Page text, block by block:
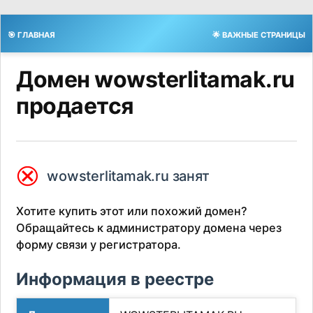
🎯 ГЛАВНАЯ 🌟 ВАЖНЫЕ СТРАНИЦЫ
Домен wowsterlitamak.ru
продается
⮿ wowsterlitamak.ru занят
Хотите купить этот или похожий домен?
Обращайтесь к администратору домена через
форму связи у регистратора.
Информация в реестре